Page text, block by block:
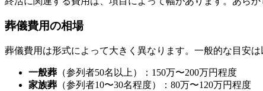
葬儀費用の相場
葬儀費用は形式によって大きく異なります。一般的な目安は
一般葬 （参列者50名以上）：150万〜200万円程度
家族葬 （参列者10〜30名程度）：80万〜120万円程度